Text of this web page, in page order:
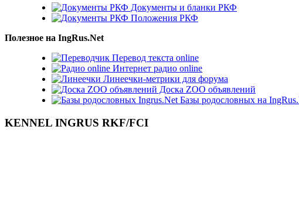
Документы и бланки РКФ
Положения РКФ
Полезное на IngRus.Net
Перевод текста online
Интернет радио online
Линеечки-метрики для форума
Доска ZOO объявлений
Базы родословных на
KENNEL INGRUS RKF/FCI